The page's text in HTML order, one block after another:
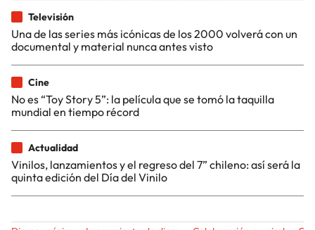
Televisión
Una de las series más icónicas de los 2000 volverá con un
documental y material nunca antes visto
Cine
No es “Toy Story 5”: la película que se tomó la taquilla
mundial en tiempo récord
Actualidad
Vinilos, lanzamientos y el regreso del 7” chileno: así será la
quinta edición del Día del Vinilo